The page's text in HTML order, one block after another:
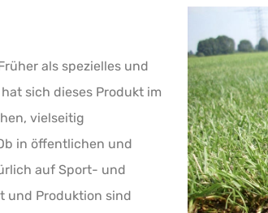
als spezielles und
sich dieses Produkt im
vielseitig
in öffentlichen und
auf Sport- und
und Produktion sind